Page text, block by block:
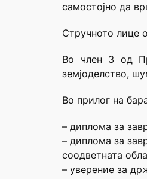
самостојно да
Стручното лице
Во член 3 од
земјоделство,
Во прилог на
– диплома за
– диплома за
соодветната
– уверение за